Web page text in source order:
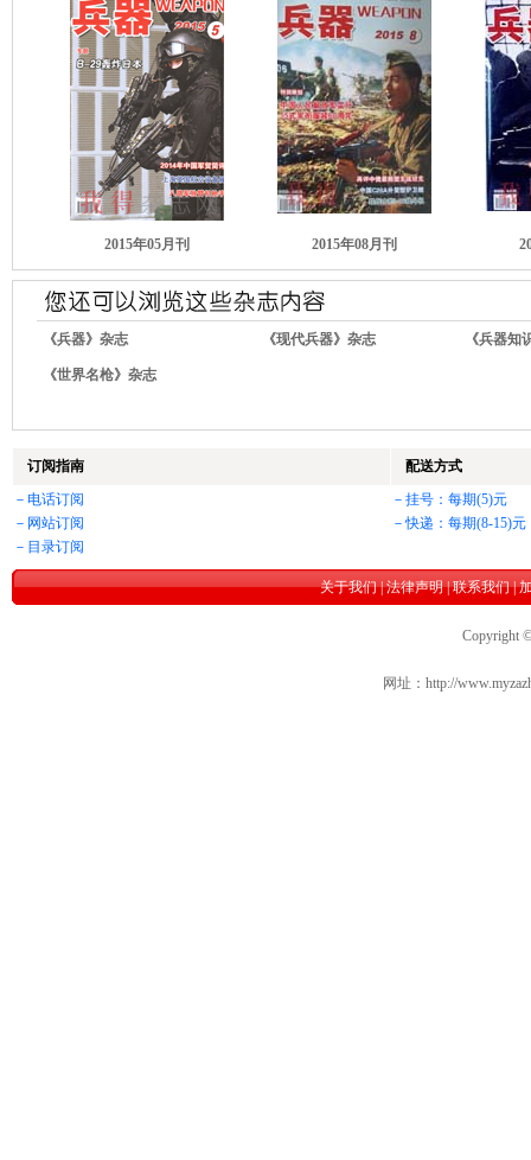
2015年05月刊 2015年08月刊
《兵器》杂志 《现代兵器》杂志 《兵器知
《世界名枪》杂志